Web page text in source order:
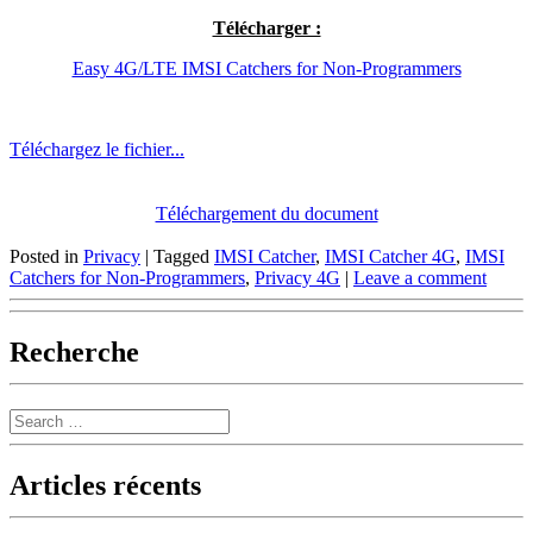
Télécharger :
Easy 4G/LTE IMSI Catchers for Non-Programmers
Téléchargez le fichier...
Téléchargement du document
Posted in Privacy | Tagged IMSI Catcher, IMSI Catcher 4G, IMSI
Catchers for Non-Programmers, Privacy 4G | Leave a comment
Recherche
Search
Articles récents